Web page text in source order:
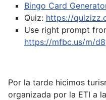
Bingo Card
Quiz: https://
Use right prompt
https://mfbc.us/m/
Por la tarde hicimos
organizada por la ETI a